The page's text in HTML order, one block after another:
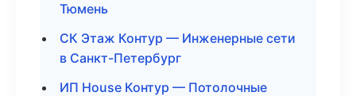
Тюмень
СК Этаж Контур — Инженерные сети
в Санкт-Петербург
ИП House Контур — Потолочные